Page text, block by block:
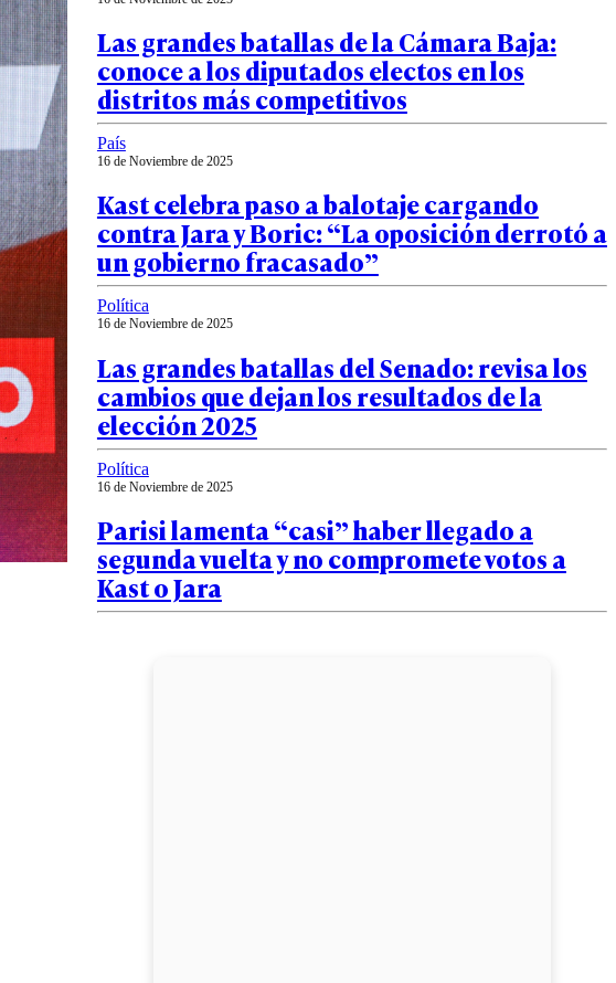
Las grandes batallas de la Cámara Baja:
conoce a los diputados electos en los
distritos más competitivos
País
16 de Noviembre de 2025
Kast celebra paso a balotaje cargando
contra Jara y Boric: “La oposición derrotó a
un gobierno fracasado”
Política
16 de Noviembre de 2025
Las grandes batallas del Senado: revisa los
cambios que dejan los resultados de la
elección 2025
Política
16 de Noviembre de 2025
Parisi lamenta “casi” haber llegado a
segunda vuelta y no compromete votos a
Kast o Jara